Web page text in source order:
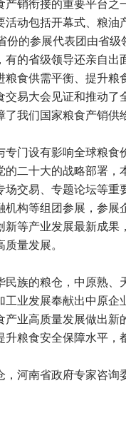
产销衔接的重要平台
活动包括开幕式、粮
份的参展代表团由省
有的省级领导还亲自
粮食供需平衡、提升
交易大会见证和推动
我们国家粮食产销供
专门设有影响全球粮
的二十大的战略部署，
场交易、专题论坛等
机构等组团参展，参
新等产业发展最新成
量发展。
民族的粮仓，中原熟
工业发展奉献出中原
产业高质量发展做出
升粮食安全保障水平，
南省政府专家咨询